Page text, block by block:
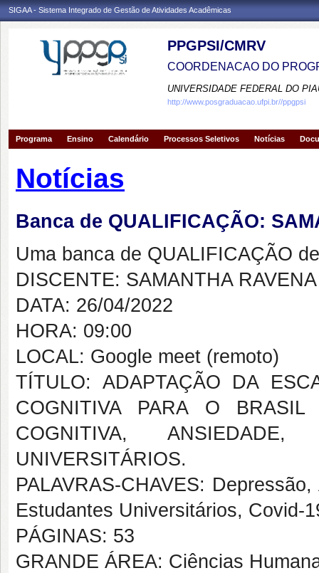
SIGAA - Sistema Integrado de Gestão de Atividades Acadêmicas
PPGPSI/CMRV
COORDENACAO DO
UNIVERSIDADE FEDERAL DO
http://www.posgraduacao.ufpi.br//ppgpsi
Programa Ensino Calendário Processos Seletivos Notícias
Notícias
Banca de QUALIFICAÇÃO:
Uma banca de QUALIFICAÇÃO
DISCENTE: SAMANTHA
DATA: 26/04/2022
HORA: 09:00
LOCAL: Google meet (remoto)
TÍTULO: ADAPTAÇÃO DA
COGNITIVA PARA O
COGNITIVA,
UNIVERSITÁRIOS.
PALAVRAS-CHAVES:
Estudantes Universitários, Covid-
PÁGINAS: 53
GRANDE ÁREA: Ciências